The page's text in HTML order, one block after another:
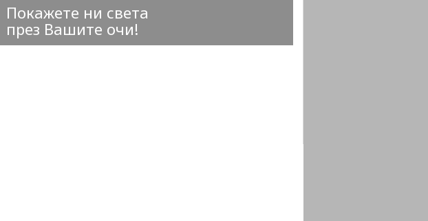
Покажете ни света
през Вашите очи!